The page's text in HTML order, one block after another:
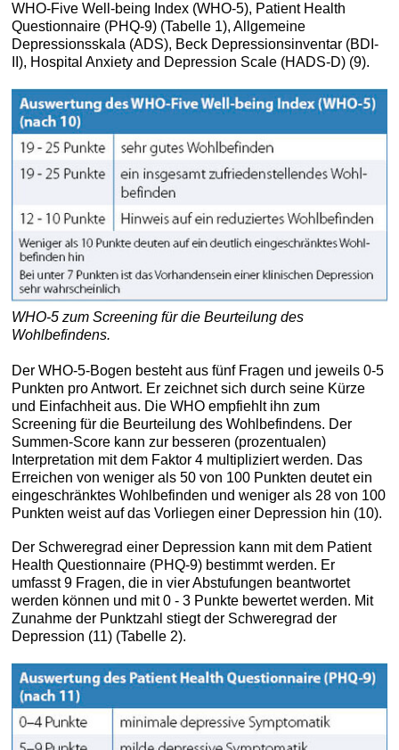
WHO-Five Well-being Index (WHO-5), Patient Health
Questionnaire (PHQ-9) (Tabelle 1), Allgemeine
Depressionsskala (ADS), Beck Depressionsinventar (BDI-
II), Hospital Anxiety and Depression Scale (HADS-D) (9).
WHO-5 zum Screening für die Beurteilung des
Wohlbefindens.
Der WHO-5-Bogen besteht aus fünf Fragen und jeweils 0-5
Punkten pro Antwort. Er zeichnet sich durch seine Kürze
und Einfachheit aus. Die WHO empfiehlt ihn zum
Screening für die Beurteilung des Wohlbefindens. Der
Summen-Score kann zur besseren (prozentualen)
Interpretation mit dem Faktor 4 multipliziert werden. Das
Erreichen von weniger als 50 von 100 Punkten deutet ein
eingeschränktes Wohlbefinden und weniger als 28 von 100
Punkten weist auf das Vorliegen einer Depression hin (10).
Der Schweregrad einer Depression kann mit dem Patient
Health Questionnaire (PHQ-9) bestimmt werden. Er
umfasst 9 Fragen, die in vier Abstufungen beantwortet
werden können und mit 0 - 3 Punkte bewertet werden. Mit
Zunahme der Punktzahl stiegt der Schweregrad der
Depression (11) (Tabelle 2).